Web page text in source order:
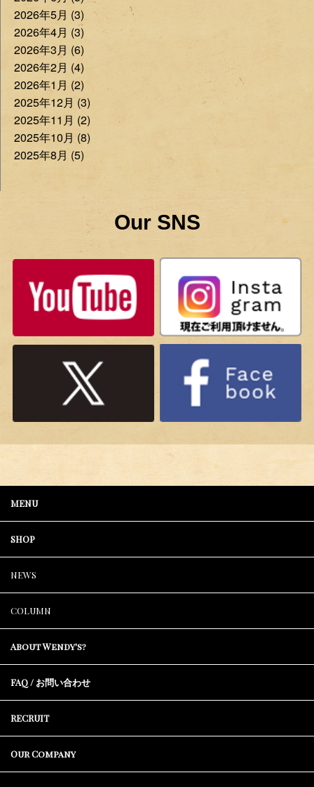
2026年5月 (3)
2026年4月 (3)
2026年3月 (6)
2026年2月 (4)
2026年1月 (2)
2025年12月 (3)
2025年11月 (2)
2025年10月 (8)
2025年8月 (5)
Our SNS
MENU
SHOP
NEWS
COLUMN
About Wendy's?
FAQ / お問い合わせ
RECRUIT
Our Company